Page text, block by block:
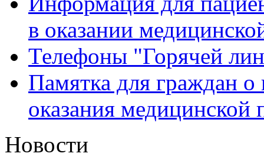
в оказании
Телефоны "Горячей
Памятка для граждан о
оказания
Новости